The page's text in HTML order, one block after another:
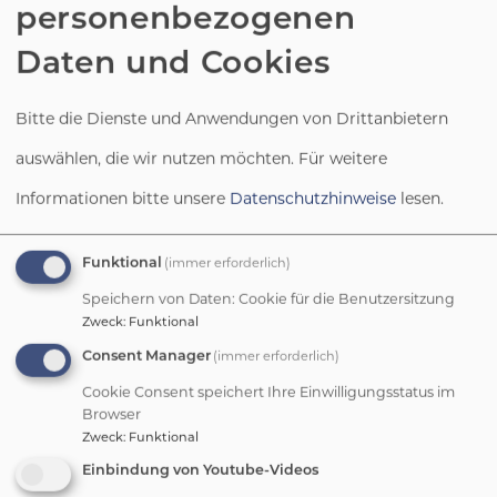
Neue Website für das
Donauer-Kinderhaus!
personenbezogenen
Daten und Cookies
Bitte die Dienste und Anwendungen von Drittanbietern
auswählen, die wir nutzen möchten. Für weitere
Informationen bitte unsere Datenschutzhinweise lesen.
Funktional (immer erforderlich)
Speichern von Daten: Cookie für die Benutzersitzung
Zweck: Funktional
Consent Manager (immer erforderlich)
Cookie Consent speichert Ihre Einwilligungsstatus im
Browser
Zweck: Funktional
Einbindung von Youtube-Videos